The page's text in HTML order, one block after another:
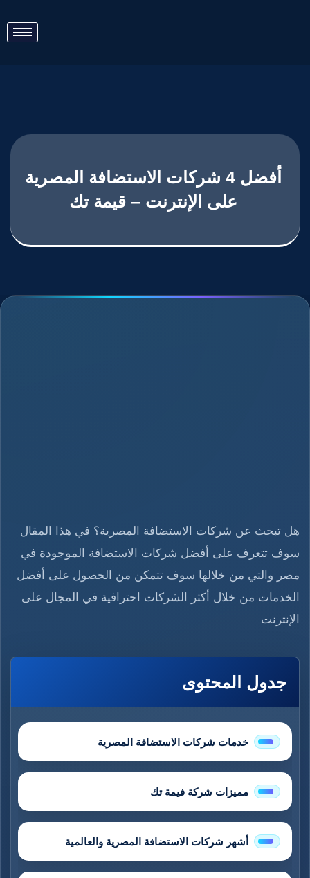
أفضل 4 شركات الاستضافة المصرية
على الإنترنت – قيمة تك
هل تبحث عن شركات الاستضافة المصرية؟ في هذا المقال
سوف تتعرف على أفضل شركات الاستضافة الموجودة في
مصر والتي من خلالها سوف تتمكن من الحصول على أفضل
الخدمات من خلال أكثر الشركات احترافية في المجال على
الإنترنت
جدول المحتوى
خدمات شركات الاستضافة المصرية
مميزات شركة فيمة تك
أشهر شركات الاستضافة المصرية والعالمية